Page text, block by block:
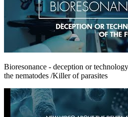
Bioresonance - deception or
the nematodes /Killer of parasites